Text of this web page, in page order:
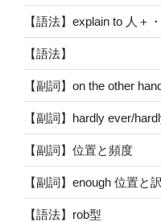
【語法】explain to 人＋
【語法】
【副詞】on the other
【副詞】hardly ever/
【副詞】位置と頻度
【副詞】enough 位置と
【語法】rob型